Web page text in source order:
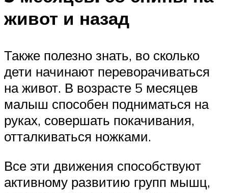
живот и назад
Также полезно знать, во сколько
дети начинают переворачиваться
на живот. В возрасте 5 месяцев
малыш способен подниматься на
руках, совершать покачивания,
отталкиваться ножками.
Все эти движения способствуют
активному развитию групп мышц,